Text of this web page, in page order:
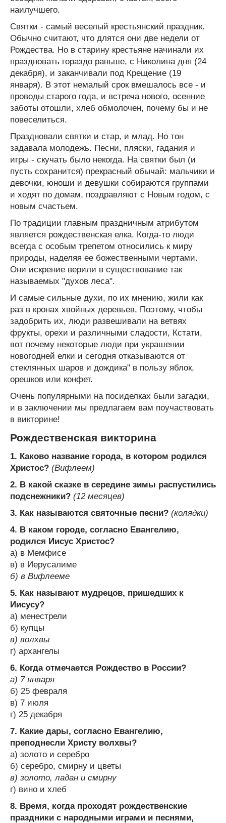
наилучшего.
Святки - самый веселый крестьянский праздник.
Обычно считают, что длятся они две недели от
Рождества. Но в старину крестьяне начинали их
праздновать гораздо раньше, с Николина дня (24
декабря), и заканчивали под Крещение (19
января). В этот немалый срок вмешалось все - и
проводы старого года, и встреча нового, осенние
заботы отошли, хлеб обмолочен, почему бы и не
повеселиться.
Праздновали святки и стар, и млад. Но тон
задавала молодежь. Песни, пляски, гадания и
игры - скучать было некогда. На святки был (и
пусть сохранится) прекрасный обычай: мальчики и
девочки, юноши и девушки собираются группами
и ходят по домам, поздравляют с Новым годом, с
новым счастьем.
По традиции главным праздничным атрибутом
является рождественская елка. Когда-то люди
всегда с особым трепетом относились к миру
природы, наделяя ее божественными чертами.
Они искрение верили в существование так
называемых "духов леса".
И самые сильные духи, по их мнению, жили как
раз в кронах хвойных деревьев, Поэтому, чтобы
задобрить их, люди развешивали на ветвях
фрукты, орехи и различными сладости, Кстати,
вот почему некоторые люди при украшении
новогодней елки и сегодня отказываются от
стеклянных шаров и дождика" в пользу яблок,
орешков или конфет.
Очень популярными на посиделках были загадки,
и в заключении мы предлагаем вам поучаствовать
в викторине!
Рождественская викторина
1. Каково название города, в котором родился
Христос? (Вифлеем)
2. В какой сказке в середине зимы распустились
подснежники? (12 месяцев)
3. Как называются святочные песни? (колядки)
4. В каком городе, согласно Евангелию,
родился Иисус Христос?
a) в Мемфисе
в) в Иерусалиме
б) в Вифлееме
5. Как называют мудрецов, пришедших к
Иисусу?
a) менестрели
б) купцы
в) волхвы
г) архангелы
6. Когда отмечается Рождество в России?
a) 7 января
б) 25 февраля
в) 7 июля
г) 25 декабря
7. Какие дары, согласно Евангелию,
преподнесли Христу волхвы?
a) золото и серебро
б) серебро, смирну и цветы
в) золото, ладан и смирну
г) вино и хлеб
8. Время, когда проходят рождественские
праздники с народными играми и песнями,